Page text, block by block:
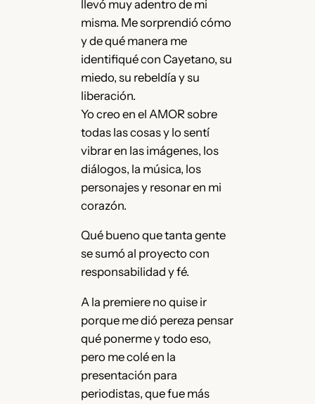
llevó muy adentro de mi
misma. Me sorprendió cómo
y de qué manera me
identifiqué con Cayetano, su
miedo, su rebeldía y su
liberación.
Yo creo en el AMOR sobre
todas las cosas y lo sentí
vibrar en las imágenes, los
diálogos, la música, los
personajes y resonar en mi
corazón.
Qué bueno que tanta gente
se sumó al proyecto con
responsabilidad y fé.
A la premiere no quise ir
porque me dió pereza pensar
qué ponerme y todo eso,
pero me colé en la
presentación para
periodistas, que fue más